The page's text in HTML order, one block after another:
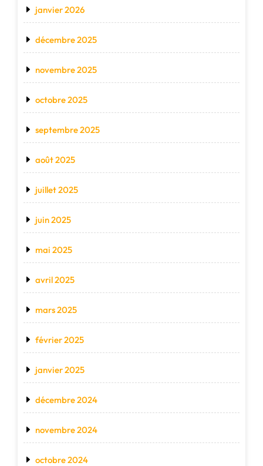
janvier 2026
décembre 2025
novembre 2025
octobre 2025
septembre 2025
août 2025
juillet 2025
juin 2025
mai 2025
avril 2025
mars 2025
février 2025
janvier 2025
décembre 2024
novembre 2024
octobre 2024